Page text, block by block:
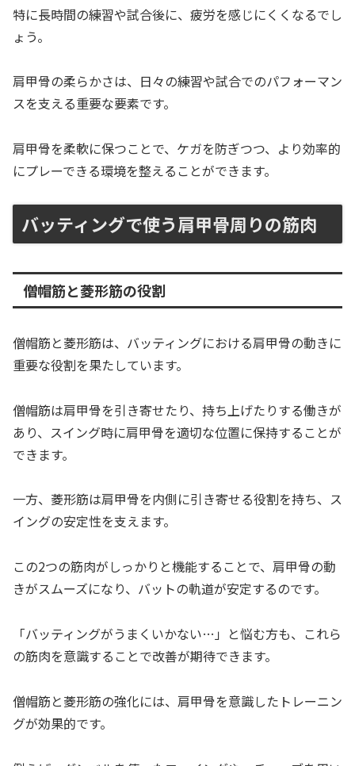
特に長時間の練習や試合後に、疲労を感じにくくなるでし
ょう。
肩甲骨の柔らかさは、日々の練習や試合でのパフォーマン
スを支える重要な要素です。
肩甲骨を柔軟に保つことで、ケガを防ぎつつ、より効率的
にプレーできる環境を整えることができます。
バッティングで使う肩甲骨周りの筋肉
僧帽筋と菱形筋の役割
僧帽筋と菱形筋は、バッティングにおける肩甲骨の動きに
重要な役割を果たしています。
僧帽筋は肩甲骨を引き寄せたり、持ち上げたりする働きが
あり、スイング時に肩甲骨を適切な位置に保持することが
できます。
一方、菱形筋は肩甲骨を内側に引き寄せる役割を持ち、ス
イングの安定性を支えます。
この2つの筋肉がしっかりと機能することで、肩甲骨の動
きがスムーズになり、バットの軌道が安定するのです。
「バッティングがうまくいかない…」と悩む方も、これら
の筋肉を意識することで改善が期待できます。
僧帽筋と菱形筋の強化には、肩甲骨を意識したトレーニン
グが効果的です。